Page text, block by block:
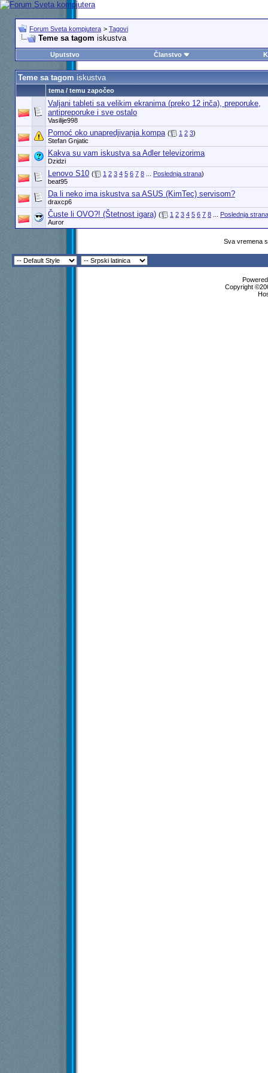
Forum Sveta kompjutera > Tagovi
Teme sa tagom iskustva
Uputstvo Članstvo
Teme sa tagom iskustva
tema / temu započeo
Valjani tableti sa velikim ekranima (preko 12 inča), preporuke,
antipreporuke i sve ostalo
Vasilije998
Pomoć oko unapredjivanja kompa ( 1 2 3)
Stefan Gnjatic
Kakva su vam iskustva sa Adler televizorima
Dzidzi
Lenovo S10 ( 1 2 3 4 5 6 7 8... Poslednja strana)
beat95
Da li neko ima iskustva sa ASUS (KimTec) servisom?
draxcp6
Čuste li OVO?! (Štetnost igara) ( 1 2 3 4 5 6 7 8... Poslednja strana
Auror
Sva vremena
Copyright